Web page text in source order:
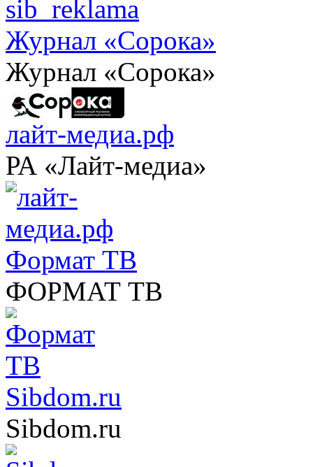
Журнал «Сорока»
Журнал «Сорока»
лайт-медиа.рф
РА «Лайт-медиа»
Формат ТВ
ФОРМАТ ТВ
Sibdom.ru
Sibdom.ru